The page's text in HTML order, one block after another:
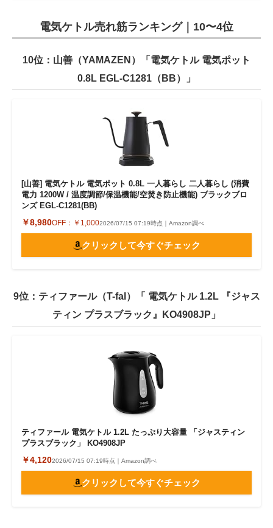
電気ケトル売れ筋ランキング｜10〜4位
10位：山善（YAMAZEN）「電気ケトル 電気ポット
0.8L EGL-C1281（BB）」
[山善] 電気ケトル 電気ポット 0.8L 一人暮らし 二人暮らし (消費
電力 1200W / 温度調節/保温機能/空焚き防止機能) ブラックブロ
ンズ EGL-C1281(BB)
￥8,980OFF： ￥1,0002026/07/15 07:19時点｜Amazon調べ
クリックして今すぐチェック
9位：ティファール（T-fal）「 電気ケトル 1.2L 『ジャス
ティン プラスブラック』KO4908JP」
ティファール 電気ケトル 1.2L たっぷり大容量 「ジャスティン
プラスブラック」 KO4908JP
￥4,1202026/07/15 07:19時点｜Amazon調べ
クリックして今すぐチェック